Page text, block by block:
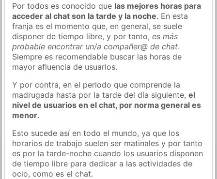
Por todos es conocido que las mejores horas para
acceder al chat son la tarde y la noche. En esta
franja es el momento que, en general, se suele
disponer de tiempo libre, y por tanto,es más
probable encontrar un/a compañer@ de chat.
Siempre es recomendable buscar las horas de
mayor afluencia de usuarios.
Y por contra, en el periodo que comprende la
madrugada hasta por la tarde del día siguiente,el
nivel de usuarios en el chat, por norma general es
menor.
Esto sucede así en todo el mundo, ya que los
horarios de trabajo suelen ser matinales y por tanto
es por la tarde-noche cuando los usuarios disponen
de tiempo libre para dedicar a las actividades de
ocio, como es el chat.